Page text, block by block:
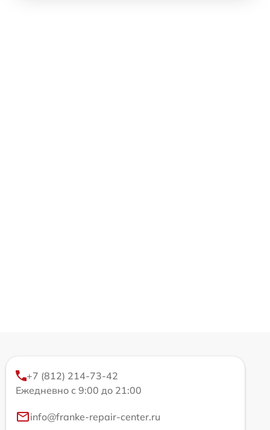
+7 (812) 214-73-42
Ежедневно с 9:00 до 21:00
info@franke-repair-center.ru